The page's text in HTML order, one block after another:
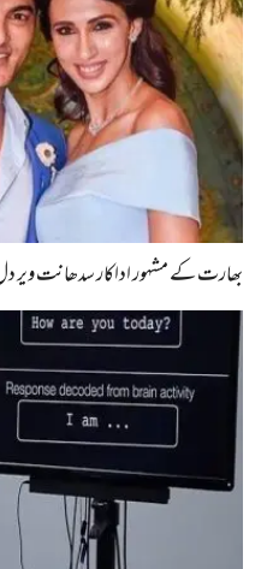
بھارت کے مشہور اداکار سدھانت ویر